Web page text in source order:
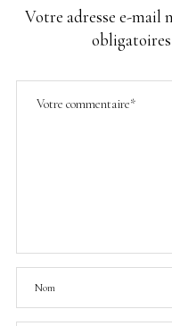
Votre adresse e-mail